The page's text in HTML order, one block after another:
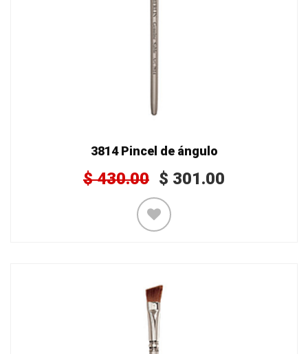
3814 Pincel de ángulo
$430.00 $ 301.00